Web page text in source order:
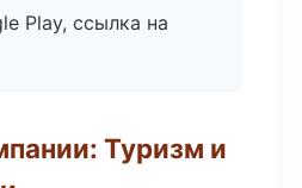
Play, ссылка на
Туризм и